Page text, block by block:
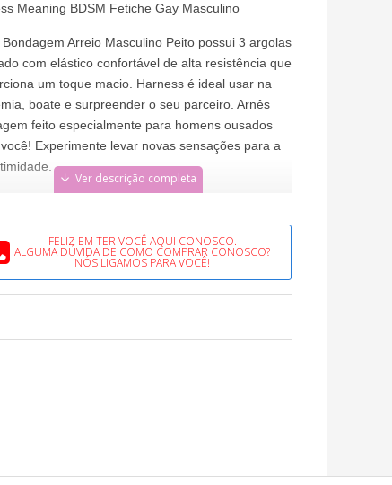
Meaning BDSM Fetiche Gay Masculino
Arreio Masculino Peito possui 3 argolas
com elástico confortável de alta resistência que
um toque macio. Harness é ideal usar na
boate e surpreender o seu parceiro. Arnês
feito especialmente para homens ousados
Experimente levar novas sensações para a
100% novo e de alta qualidade
Único
em metal: 42mm
FELIZ EM TER VOCÊ AQUI CONOSCO.
ALGUMA DÚVIDA DE COMO COMPRAR CONOSCO?
NÓS LIGAMOS PARA VOCÊ!